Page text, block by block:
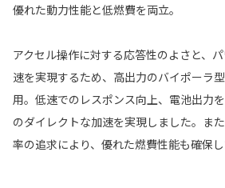
優れた動力性能と低燃費を両立。
アクセル操作に対する応答性のよさと、
速を実現するため、高出力のバイポーラ
用。低速でのレスポンス向上、電池出力
のダイレクトな加速を実現しました。ま
率の追求により、優れた燃費性能も確保し